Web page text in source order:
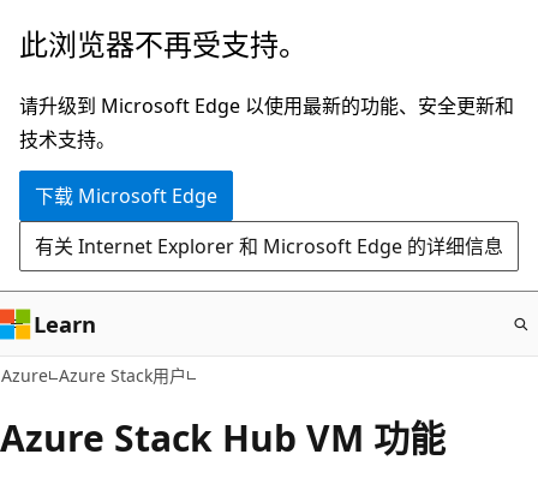
跳
主
要
内
此浏览器不再受支持。
请升级到 Microsoft Edge 以使用最新的功能、安全更新和
技术支持。
下载 Microsoft Edge
有关 Internet Explorer 和 Microsoft Edge 的详细信息
Learn
Azure Azure Stack用户
Azure Stack Hub VM 功能